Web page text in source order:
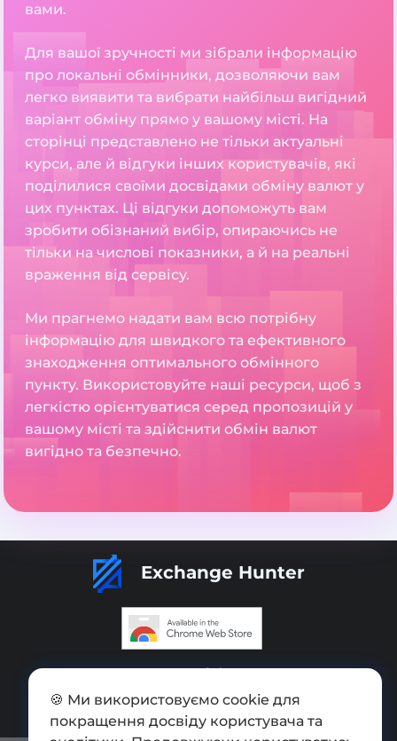
вами.
Для вашої зручності ми зібрали інформацію
про локальні обмінники, дозволяючи вам
легко виявити та вибрати найбільш вигідний
варіант обміну прямо у вашому місті. На
сторінці представлено не тільки актуальні
курси, але й відгуки інших користувачів, які
поділилися своїми досвідами обміну валют у
цих пунктах. Ці відгуки допоможуть вам
зробити обізнаний вибір, опираючись не
тільки на числові показники, а й на реальні
враження від сервісу.
Ми прагнемо надати вам всю потрібну
інформацію для швидкого та ефективного
знаходження оптимального обмінного
пункту. Використовуйте наші ресурси, щоб з
легкістю орієнтуватися серед пропозицій у
вашому місті та здійснити обмін валют
вигідно та безпечно.
Exchange Hunter
Додати обмінник
Мапа сайту
🍪 Ми використовуємо cookie для
покращення досвіду користувача та